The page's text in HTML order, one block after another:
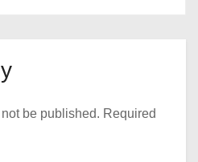
be published. Required